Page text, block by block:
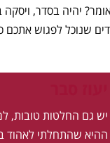
יהיה בסדר,
שנוכל לפגוש אתכם
יש גם החלטות טובות,
ההיא שהתחלתי לאהוד